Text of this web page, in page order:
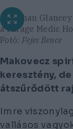
Jonathan
a Mirage Medic
Fotó: Fejes Bence
Makovecz
keresztény,
átszűrődött
Imre
vallásos